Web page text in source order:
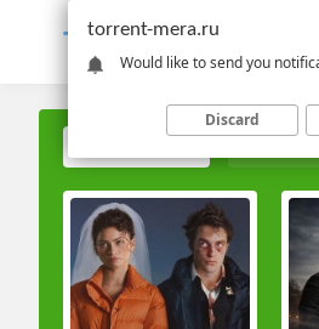
TORRENT-MERA.RU
torrent-mera.ru
Would like to send you
Discard